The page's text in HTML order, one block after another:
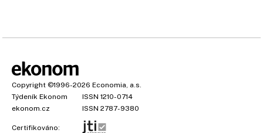
Copyright ©1996-2026 Economia, a.s.
Týdeník Ekonom
ISSN 1210-0714
ekonom.cz
ISSN 2787-9380
Certifikováno: